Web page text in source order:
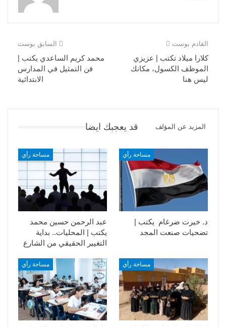
السابق بوست
محمد كريم الساعدي يكتب |
فن التمثيل في المدارس
الابتدائية
القادم بوست
كلارا ميلاد تكتب | عزيزي
الموظف الكسول، مكانك
ليس هنا
قد يعجبك ايضا المزيد عن المؤلف
مساحة رأي
عبد الرحمن حسين محمد
يكتب | المحليات.. بداية
التغيير الحقيقي من الشارع
مساحة رأي
د. خيرت ضرغام يكتب |
تضحيات صنعت المجد
مساحة رأي مساحة رأي